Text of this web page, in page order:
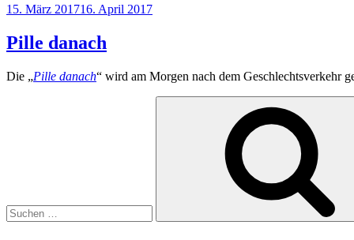
Veröffentlicht
15. März 201716. April 2017
Pille danach
Die „Pille danach“ wird am Morgen nach dem Geschlechtsverkehr